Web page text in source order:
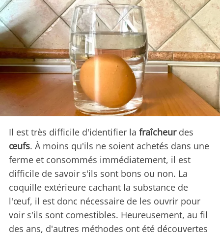
Il est très difficile d'identifier la fraîcheurdes
œufs. À moins qu'ils ne soient achetés dans une
ferme et consommés immédiatement, il est
difficile de savoir s'ils sont bons ou non. La
coquille extérieure cachant la substance de
l'œuf, il est donc nécessaire de les ouvrir pour
voir s'ils sont comestibles. Heureusement, au fil
des ans, d'autres méthodes ont été découvertes